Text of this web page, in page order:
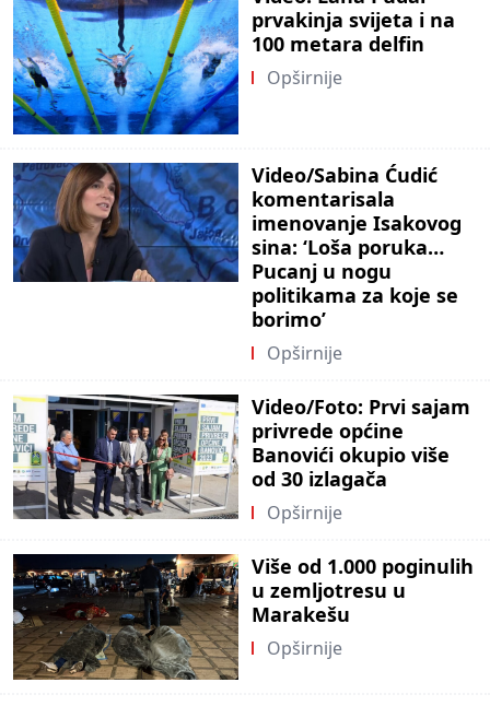
prvakinja svijeta i na
100 metara delfin
Opširnije
Video/Sabina Ćudić
komentarisala
imenovanje Isakovog
sina: ‘Loša poruka…
Pucanj u nogu
politikama za koje se
borimo’
Opširnije
Video/Foto: Prvi sajam
privrede općine
Banovići okupio više
od 30 izlagača
Opširnije
Više od 1.000 poginulih
u zemljotresu u
Marakešu
Opširnije